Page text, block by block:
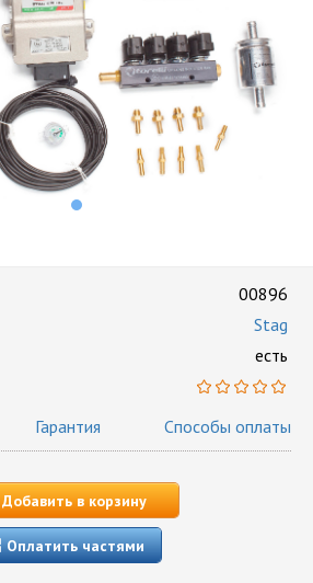
00896
Stag
есть
Гарантия Способы оплаты
Добавить в корзину
Оплатить частями